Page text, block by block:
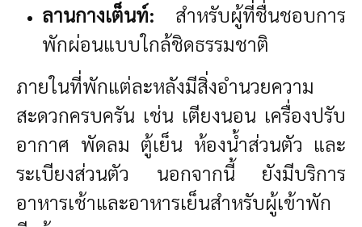
ลานกางเต็นท์: สำหรับผู้ที่ชื่นชอบการ
พักผ่อนแบบใกล้ชิดธรรมชาติ
ภายในที่พักแต่ละหลังมีสิ่งอำนวยความ
สะดวกครบครัน เช่น เตียงนอน เครื่องปรับ
อากาศ พัดลม ตู้เย็น ห้องน้ำส่วนตัว และ
ระเบียงส่วนตัว นอกจากนี้ ยังมีบริการ
อาหารเช้าและอาหารเย็นสำหรับผู้เข้าพัก